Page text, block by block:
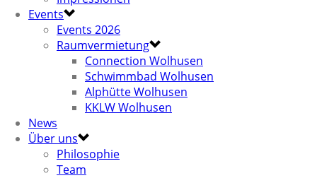
Events
Events 2026
Raumvermietung
Connection Wolhusen
Schwimmbad Wolhusen
Alphütte Wolhusen
KKLW Wolhusen
News
Über uns
Philosophie
Team